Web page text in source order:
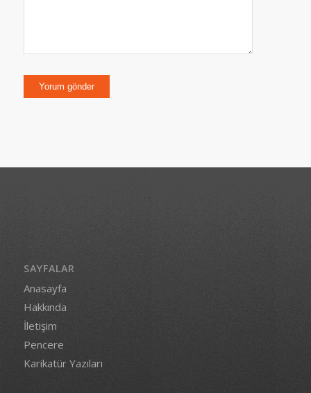
SAYFALAR
Anasayfa
Hakkında
İletişim
Pencere
Karikatür Yazıları